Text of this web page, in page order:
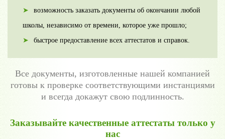
возможность заказать документы об окончании любой
школы, независимо от времени, которое уже прошло;
быстрое предоставление всех аттестатов и справок.
Все документы, изготовленные нашей компанией
готовы к проверке соответствующими инстанциями
и всегда докажут свою подлинность.
Заказывайте качественные аттестаты только у
нас